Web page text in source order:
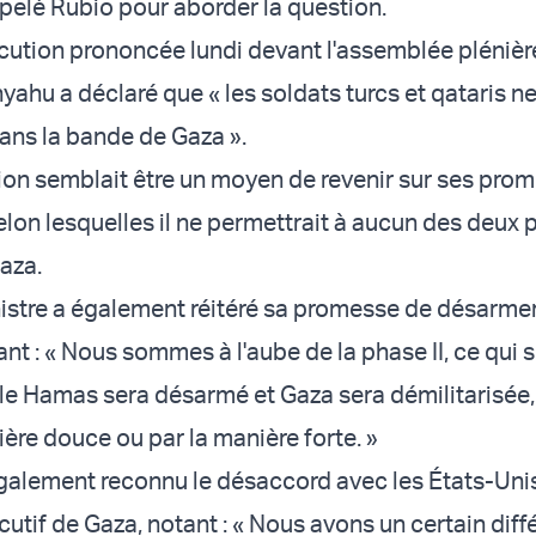
Rubio pour aborder la question.
prononcée lundi devant l'assemblée
a déclaré que « les soldats turcs et qataris
la bande de Gaza ».
semblait être un moyen de revenir sur ses
lesquelles il ne permettrait à aucun des deux
a également réitéré sa promesse de
: « Nous sommes à l'aube de la phase II, ce qui
Hamas sera désarmé et Gaza sera
douce ou par la manière forte. »
reconnu le désaccord avec les États-
de Gaza, notant : « Nous avons un certain